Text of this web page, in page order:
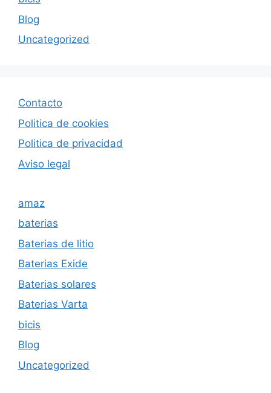
Blog
Uncategorized
Contacto
Politica de cookies
Politica de privacidad
Aviso legal
amaz
baterias
Baterias de litio
Baterias Exide
Baterias solares
Baterias Varta
bicis
Blog
Uncategorized